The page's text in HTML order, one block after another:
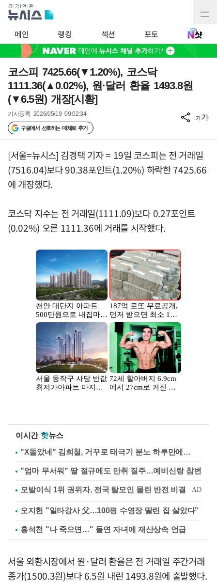
메인 랭킹 섹션 포토
코스피 7425.66(▼1.20%), 코스닥
1111.36(▲0.02%), 원·달러 환율 1493.8원
(▼6.5원) 개장[시황]
기사등록 2026/05/19 09:02:34
구글에서 선호하는 매체로 추가
가가
[서울=뉴시스] 김경택 기자 = 19일 코스피는 전 거래일
(7516.04)보다 90.38포인트(1.20%) 하락한 7425.66
에 개장했다.
코스닥 지수는 전 거래일(1111.09)보다 0.27포인트
(0.02%) 오른 1111.36에 거래를 시작했다.
이시간 핫뉴스
"X돌았네" 김희철, 거꾸로 태극기 분노 하루만에…
"엄마 무서워" 딸 절규에도 만취 질주…예비신랑 참변
오지헌 "일타강사 父…100평 수영장 딸린 집 살았다"
홍석천 "나 죽으면…" 돌연 자녀에 재산상속 언급
서울 외환시장에서 원·달러 환율은 전 거래일 주간거래
종가(1500.3원)보다 6.5원 내린 1493.8원에 출발했다.